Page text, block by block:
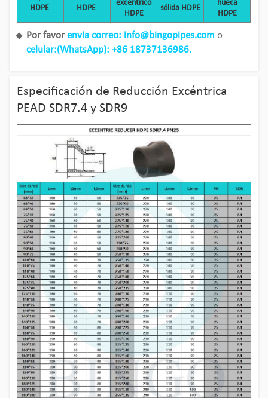
HDPE
HDPE
excéntrico
HDPE
sólida HDPE
hueca
HDPE
Por favorenvia correo: info@bingopipes.com o
celular:(WhatsApp): +86 18737136986.
Especificación de Reducción Excéntrica
PEAD SDR7.4 y SDR9